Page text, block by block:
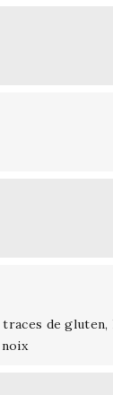
de gluten,